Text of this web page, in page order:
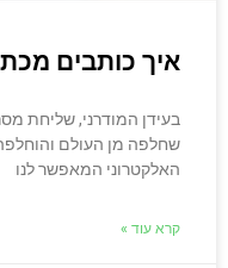
איך כותבים
בעידן המודרני, שליחת
שחלפה מן העולם
האלקטרוני המאפשר לנו
קרא עוד »